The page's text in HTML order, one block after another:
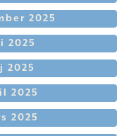
2025
2025
2025
2025
2025